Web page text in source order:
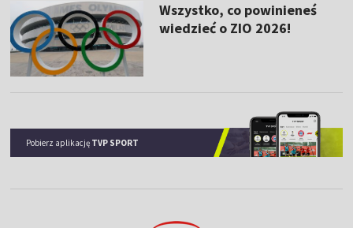
Wszystko, co powinieneś
wiedzieć o ZIO 2026!
Pobierz aplikację TVP SPORT